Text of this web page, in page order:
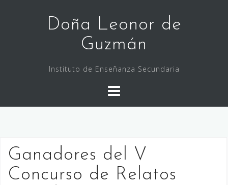
Doña Leonor de
Guzmán
Instituto de Enseñanza Secundaria
Ganadores del V
Concurso de Relatos